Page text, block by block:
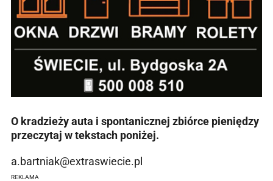
O kradzieży auta i spontanicznej zbiórce pieniędzy
przeczytaj w tekstach poniżej.
a.bartniak@extraswiecie.pl
REKLAMA